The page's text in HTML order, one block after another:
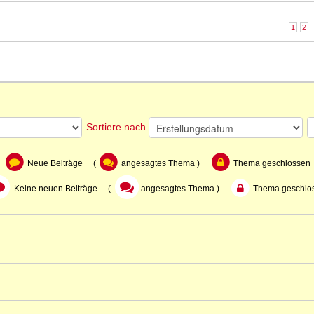
1 2
Sortiere nach
Neue Beiträge ( angesagtes Thema ) Thema geschlossen
Keine neuen Beiträge ( angesagtes Thema ) Thema